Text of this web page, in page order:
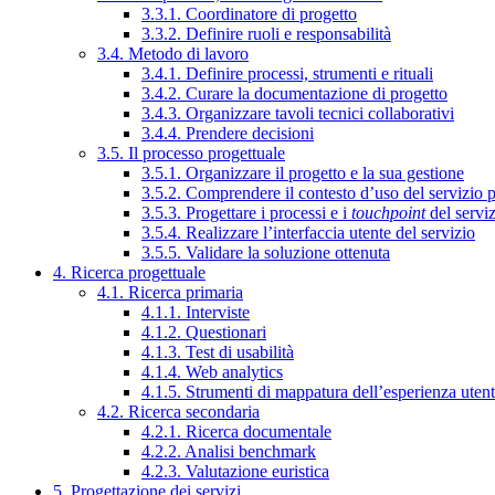
3.3.1. Coordinatore di progetto
3.3.2. Definire ruoli e responsabilità
3.4. Metodo di lavoro
3.4.1. Definire processi, strumenti e rituali
3.4.2. Curare la documentazione di progetto
3.4.3. Organizzare tavoli tecnici collaborativi
3.4.4. Prendere decisioni
3.5. Il processo progettuale
3.5.1. Organizzare il progetto e la sua gestione
3.5.2. Comprendere il contesto d’uso del servizio
3.5.3. Progettare i processi e i touchpointdel
3.5.4. Realizzare l’interfaccia utente del servizio
3.5.5. Validare la soluzione ottenuta
4. Ricerca progettuale
4.1. Ricerca primaria
4.1.1. Interviste
4.1.2. Questionari
4.1.3. Test di usabilità
4.1.4. Web analytics
4.1.5. Strumenti di mappatura dell’esperienza
4.2. Ricerca secondaria
4.2.1. Ricerca documentale
4.2.2. Analisi benchmark
4.2.3. Valutazione euristica
5. Progettazione dei servizi